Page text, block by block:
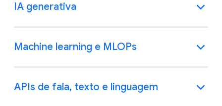
IA generativa
Machine learning e MLOPs
APIs de fala, texto e linguagem